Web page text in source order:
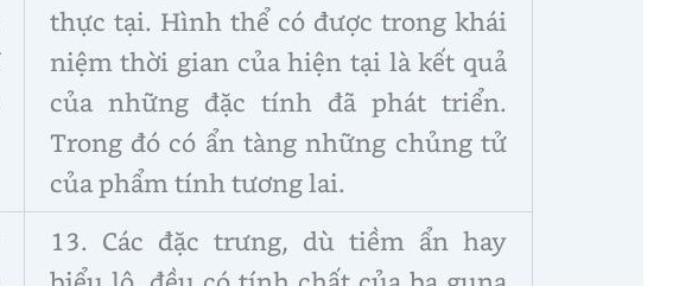
thực tại. Hình thể có được trong khái
niệm thời gian của hiện tại là kết quả
của những đặc tính đã phát triển.
Trong đó có ẩn tàng những chủng tử
của phẩm tính tương lai.
13. Các đặc trưng, dù tiềm ẩn hay